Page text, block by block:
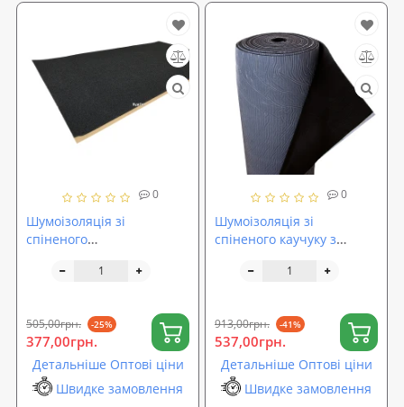
0
Шумоізоляція зі
спіненого
100х50х1см SoundProOFF
505,00грн. -25%
377,00грн.
Детальніше Оптові ціни
Швидке замовлення
0
Шумоізоляція зі
спіненого каучуку з
SoundProOFF Flex 19мм
913,00грн. -41%
537,00грн.
Детальніше Оптові ціни
Швидке замовлення